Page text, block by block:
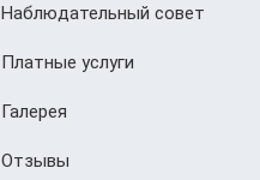
Наблюдательный совет
Платные услуги
Галерея
Отзывы